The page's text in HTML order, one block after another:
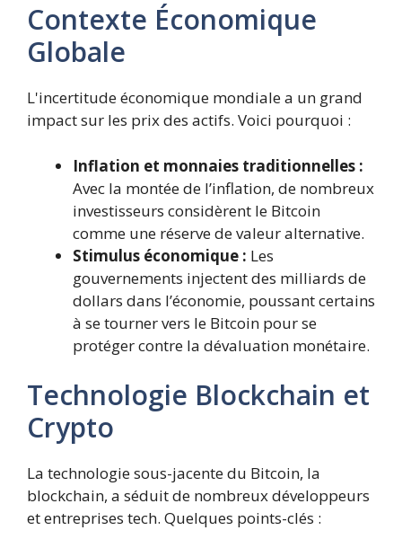
Contexte Économique
Globale
L'incertitude économique mondiale a un grand
impact sur les prix des actifs. Voici pourquoi :
Inflation et monnaies traditionnelles :
Avec la montée de l’inflation, de nombreux
investisseurs considèrent le Bitcoin
comme une réserve de valeur alternative.
Stimulus économique : Les
gouvernements injectent des milliards de
dollars dans l’économie, poussant certains
à se tourner vers le Bitcoin pour se
protéger contre la dévaluation monétaire.
Technologie Blockchain et
Crypto
La technologie sous-jacente du Bitcoin, la
blockchain, a séduit de nombreux développeurs
et entreprises tech. Quelques points-clés :